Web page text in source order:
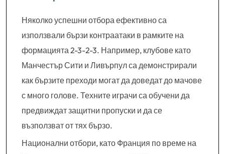
Няколко успешни отбора ефективно са
използвали бързи контраатаки в рамките на
формацията 2-3-2-3. Например, клубове като
Манчестър Сити и Ливърпул са демонстрирали
как бързите преходи могат да доведат до мачове
с много голове. Техните играчи са обучени да
предвиждат защитни пропуски и да се
възползват от тях бързо.
Национални отбори, като Франция по време на